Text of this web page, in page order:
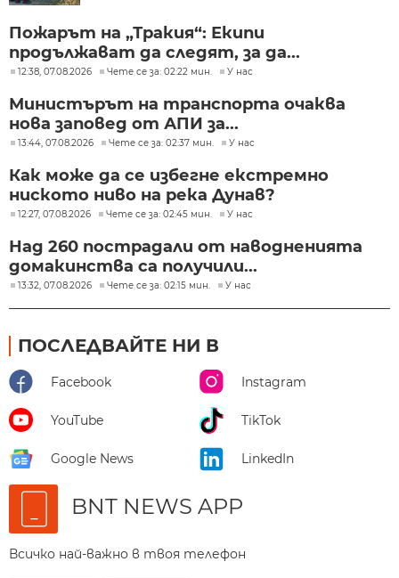
Пожарът на „Тракия“: Екипи
продължават да следят, за да...
12:38, 07.08.2026 Чете се за: 02:22 мин. У нас
Министърът на транспорта очаква
нова заповед от АПИ за...
13:44, 07.08.2026 Чете се за: 02:37 мин. У нас
Как може да се избегне екстремно
ниското ниво на река Дунав?
12:27, 07.08.2026 Чете се за: 02:45 мин. У нас
Над 260 пострадали от наводненията
домакинства са получили...
13:32, 07.08.2026 Чете се за: 02:15 мин. У нас
ПОСЛЕДВАЙТЕ НИ В
Facebook Instagram
YouTube TikTok
Google News LinkedIn
BNT NEWS APP
Всичко най-важно в твоя телефон